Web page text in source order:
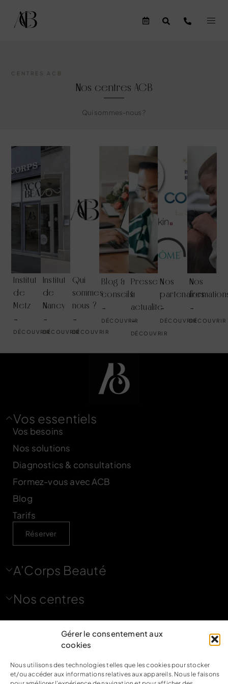
Gérer le consentement aux
cookies
Nous utilisons des technologies telles que les cookies pour stocker
et/ou accéder aux informations relatives aux appareils. Nous le faisons
CENTRES ACB
Nos centres ACB
Qui sommes-nous ?
Institut
de
Metz
→
DÉCOUVRIR
Institut
de
Nancy
→
DÉCOUVRIR
Qui
sommes
nous ?
→
DÉCOUVRIR
Blog &
conseils
→
DÉCOUVRIR
Presse
&
actualité
→
DÉCOUVRIR
Nos
partenaires
→
DÉCOUVRIR
Nos
→
DÉCOUVRIR
Vos essentiels
Vos besoins
Nos solutions
Diagnostics & consultations
Formez-vous avec ACB
Blog
Tarifs
Réserver
A'Corps Beauté
Nos centres
Nous contacter
Nous suivre